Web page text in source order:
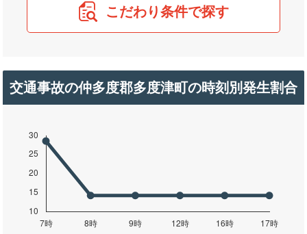
こだわり条件で探す
交通事故の仲多度郡多度津町の時刻別発生割合